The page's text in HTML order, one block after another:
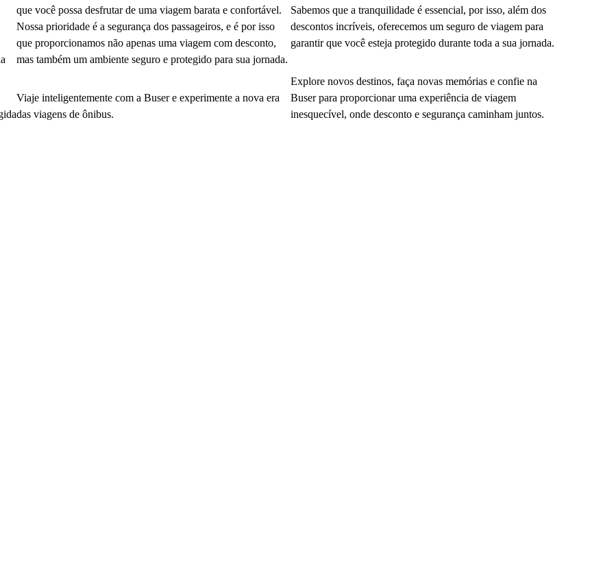
que você possa desfrutar de uma viagem barata e confortável.
Nossa prioridade é a segurança dos passageiros, e é por isso
que proporcionamos não apenas uma viagem com desconto,
mas também um ambiente seguro e protegido para sua jornada.
Viaje inteligentemente com a Buser e experimente a nova era
das viagens de ônibus.
Sabemos que a tranquilidade é essencial, por isso, além dos
descontos incríveis, oferecemos um seguro de viagem para
garantir que você esteja protegido durante toda a sua jornada.
Explore novos destinos, faça novas memórias e confie na
Buser para proporcionar uma experiência de viagem
inesquecível, onde desconto e segurança caminham juntos.